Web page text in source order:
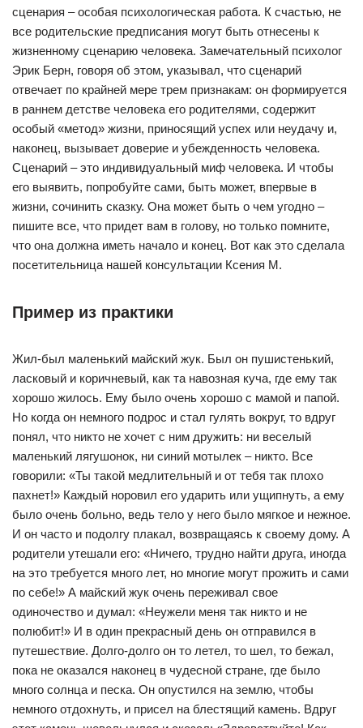
сценария – особая психологическая работа. К счастью, не
все родительские предписания могут быть отнесены к
жизненному сценарию человека. Замечательный психолог
Эрик Берн, говоря об этом, указывал, что сценарий
отвечает по крайней мере трем признакам: он формируется
в раннем детстве человека его родителями, содержит
особый «метод» жизни, приносящий успех или неудачу и,
наконец, вызывает доверие и убежденность человека.
Сценарий – это индивидуальный миф человека. И чтобы
его выявить, попробуйте сами, быть может, впервые в
жизни, сочинить сказку. Она может быть о чем угодно –
пишите все, что придет вам в голову, но только помните,
что она должна иметь начало и конец. Вот как это сделала
посетительница нашей консультации Ксения М.
Пример из практики
Жил-был маленький майский жук. Был он пушистенький,
ласковый и коричневый, как та навозная куча, где ему так
хорошо жилось. Ему было очень хорошо с мамой и папой.
Но когда он немного подрос и стал гулять вокруг, то вдруг
понял, что никто не хочет с ним дружить: ни веселый
маленький лягушонок, ни синий мотылек – никто. Все
говорили: «Ты такой медлительный и от тебя так плохо
пахнет!» Каждый норовил его ударить или ущипнуть, а ему
было очень больно, ведь тело у него было мягкое и нежное.
И он часто и подолгу плакал, возвращаясь к своему дому. А
родители утешали его: «Ничего, трудно найти друга, иногда
на это требуется много лет, но многие могут прожить и сами
по себе!» А майский жук очень переживал свое
одиночество и думал: «Неужели меня так никто и не
полюбит!» И в один прекрасный день он отправился в
путешествие. Долго-долго он то летел, то шел, то бежал,
пока не оказался наконец в чудесной стране, где было
много солнца и песка. Он опустился на землю, чтобы
немного отдохнуть, и присел на блестящий камень. Вдруг